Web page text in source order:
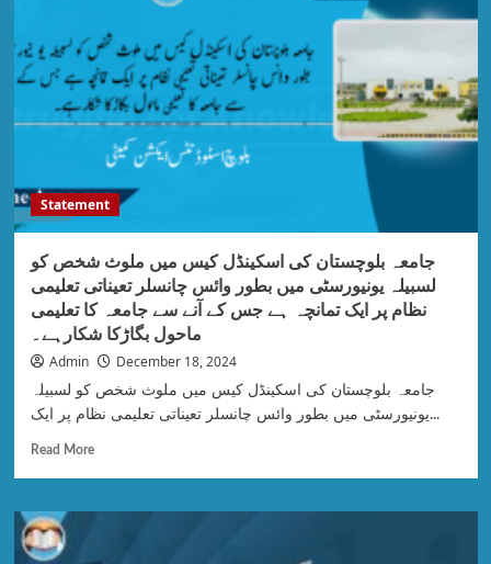
Statement
جامعہ بلوچستان کی اسکینڈل کیس میں ملوث شخص کو
لسبیلہ یونیورسٹی میں بطور وائس چانسلر تعیناتی تعلیمی
نظام پر ایک تمانچہ ہے جس کے آنے سے جامعہ کا تعلیمی
ماحول بگاڑکا شکارہے۔
Admin December 18, 2024
جامعہ بلوچستان کی اسکینڈل کیس میں ملوث شخص کو لسبیلہ
یونیورسٹی میں بطور وائس چانسلر تعیناتی تعلیمی نظام پر ایک...
Read More